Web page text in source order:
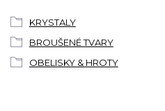
KRYSTALY
BROUŠENÉ TVARY
OBELISKY & HROTY